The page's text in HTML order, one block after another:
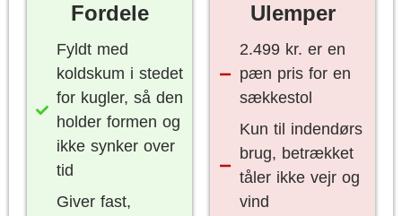
Fordele
Fyldt med
koldskum i stedet
for kugler, så den
holder formen og
ikke synker over
tid
Giver fast,
Ulemper
2.499 kr. er en
pæn pris for en
sækkestol
Kun til indendørs
brug, betrækket
tåler ikke vejr og
vind